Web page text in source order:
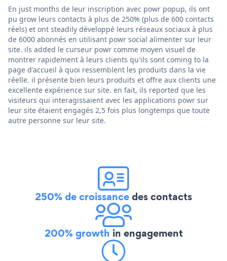
En just months de leur inscription avec powr popup, ils ont
pu grow leurs contacts à plus de 250% (plus de 600 contacts
réels) et ont steadily développé leurs réseaux sociaux à plus
de 6000 abonnés en utilisant powr social alimenter sur leur
site. ils added le curseur powr comme moyen visuel de
montrer rapidement à leurs clients qu'ils sont coming to la
page d'accueil à quoi ressemblent les produits dans la vie
réelle. il présente bien leurs produits et offre aux clients une
excellente expérience sur site. en fait, ils reported que les
visiteurs qui interagissaient avec les applications powr sur
leur site étaient engagés 2,5 fois plus longtemps que toute
autre personne sur leur site.
250% de croissancedes contacts
200% growth in engagement